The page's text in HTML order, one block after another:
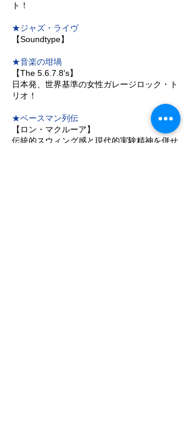
ト！
★ジャズ・ライヴ
【Soundtype】
★音楽の坩堝
【The 5.6.7.8's】
日本発、世界基準の女性ガレージロック・ト
リオ！
★ベースマン列伝
【ロン・マクルーア】
伝統的スウィング感と現代的実験精神を併せ